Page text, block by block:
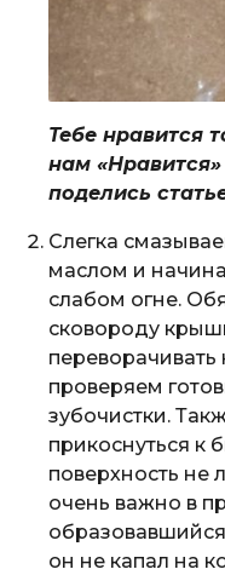
Тебе нравится
нам
поделись
Слегка
маслом и
слабом огне.
сковороду
переворачивать
проверяем
зубочистки.
прикоснуться к
поверхность не
очень важно в
он не капал на